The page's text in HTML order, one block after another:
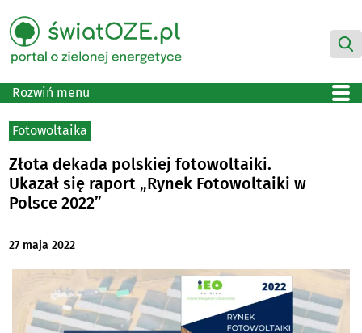
Rozwiń menu
Fotowoltaika
Złota dekada polskiej fotowoltaiki.
Ukazał się raport „Rynek Fotowoltaiki w
Polsce 2022”
27 maja 2022